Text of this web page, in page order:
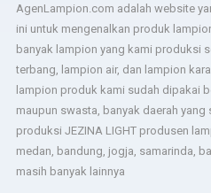
AgenLampion.com adalah website
ini untuk mengenalkan produk
banyak lampion yang kami produksi
terbang, lampion air, dan lampion
lampion produk kami sudah dipakai
maupun swasta, banyak daerah
produksi JEZINA LIGHT produsen
medan, bandung, jogja, samarinda,
masih banyak lainnya